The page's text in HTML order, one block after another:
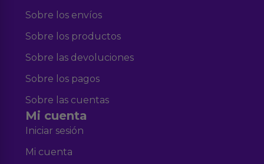
Sobre los envíos
Sobre los productos
Sobre las devoluciones
Sobre los pagos
Sobre las cuentas
Mi cuenta
Iniciar sesión
Mi cuenta